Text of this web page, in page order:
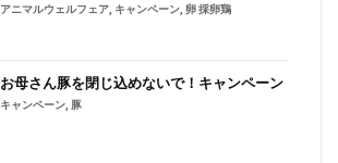
アニマルウェルフェア, キャンペーン, 卵 採卵鶏
お母さん豚を閉じ込めないで！キャンペーン
キャンペーン, 豚